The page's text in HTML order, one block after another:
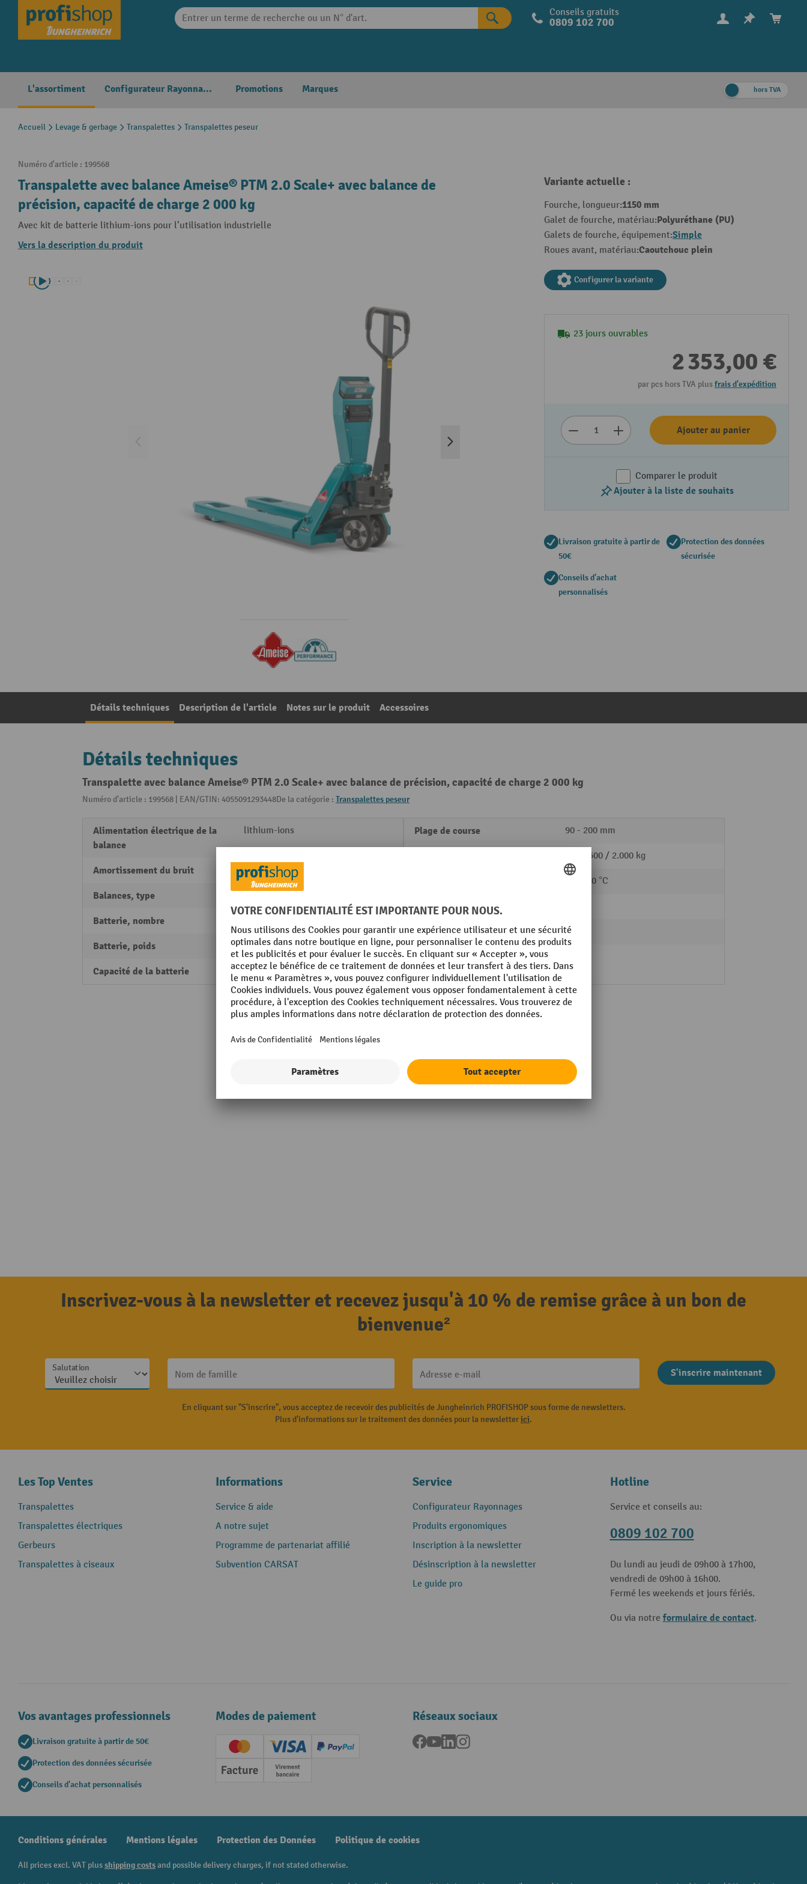
Skip to main navigation Conseils gratuits
0809 102 700
L'assortiment Configurateur Rayonnages Promotions Marques hors TVA
Accueil Levage & gerbage Transpalettes Transpalettes peseur
Numéro d'article : 199568
Transpalette avec balance Ameise® PTM 2.0 Scale+ avec balance de
précision, capacité de charge 2 000 kg
Avec kit de batterie lithium-ions pour l’utilisation industrielle
Vers la description du produit
Lire la vidéo
Variante actuelle :
Fourche, longueur:1150 mm
Galet de fourche, matériau:Polyuréthane (PU)
Galets de fourche, équipement:Simple
Roues avant, matériau:Caoutchouc plein
Configurer la variante
23 jours ouvrables
2 353,00 €
par pcs hors TVA plusfrais d'expédition
Ajouter au panier
Comparer le produit
Ajouter à la liste de souhaits
Livraison gratuite à partir de
50€
Protection des données
sécurisée
Conseils d'achat
personnalisés
Détails techniques Description de l'article Notes sur le produit Accessoires
Détails techniques
Transpalette avec balance Ameise® PTM 2.0 Scale+ avec balance de précision, capacité de charge 2 000 kg
Numéro d'article : 199568 | EAN/GTIN: 4055091293448De la catégorie : Transpalettes peseur
Alimentation électrique de la
balance
lithium-ions
Amortissement du bruit oui
Balances, type
Batterie, nombre
Batterie, poids 1.15 kg
Capacité de la batterie 5 Ah/per unit
Plage de course 90 - 200 mm
200 / 500 / 2.000 kg
-10 - 40 °C
Poids propre
Poids propre, batterie comprise 109 kg
Pompages, hauteur d'élévation
max.
Afficher tous les détails techniques
Inscrivez-vous à la newsletter et recevez jusqu'à 10 % de remise grâce à un bon de
bienvenue²
Salutation
Nom de famille Adresse e-mail S'inscrire maintenant
En cliquant sur "S'inscrire", vous acceptez de recevoir des publicités de Jungheinrich PROFISHOP sous forme de newsletters.
Plus d'informations sur le traitement des données pour la newsletterici.
Les Top Ventes
Transpalettes
Transpalettes électriques
Gerbeurs
Transpalettes à ciseaux
Informations
Service & aide
A notre sujet
Programme de partenariat affilié
Subvention CARSAT
Service
Configurateur Rayonnages
Produits ergonomiques
Inscription à la newsletter
Désinscription à la newsletter
Le guide pro
Hotline
Service et conseils au:
0809 102 700
Du lundi au jeudi de 09h00 à 17h00,
vendredi de 09h00 à 16h00.
Fermé les weekends et jours fériés.
Ou via notre formulaire de contact.
Vos avantages professionnels
Livraison gratuite à partir de 50€
Protection des données sécurisée
Conseils d'achat personnalisés
Modes de paiement
Creditcard (Master)Creditcard (Visa)
PayPal
Facture Paiement anticipé
Réseaux sociaux
Facebook
YouTubeLinkedInInstagram
Conditions générales Mentions légales Protection des Données Politique de cookies
All prices excl. VAT plusshipping costsand possible delivery charges, if not stated otherwise.